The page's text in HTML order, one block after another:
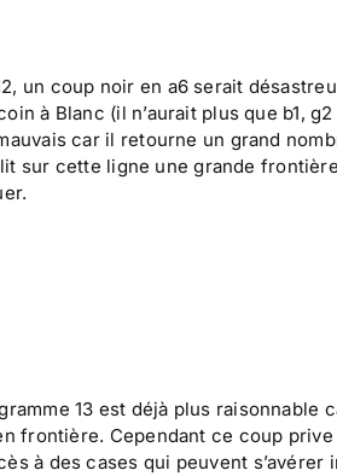
un coup noir en a6 serait
à Blanc (il n’aurait plus que b1,
car il retourne un grand
sur cette ligne une grande
13 est déjà plus raisonnable
frontière. Cependant ce coup prive
à des cases qui peuvent s’avérer